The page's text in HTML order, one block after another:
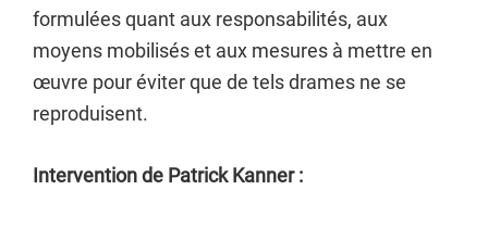
formulées quant aux responsabilités, aux
moyens mobilisés et aux mesures à mettre en
œuvre pour éviter que de tels drames ne se
reproduisent.
Intervention de Patrick Kanner :